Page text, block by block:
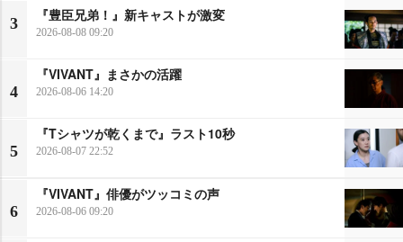
3
『豊臣兄弟！』新キャストが激変
2026-08-08 09:20
4
『VIVANT』まさかの活躍
2026-08-06 14:20
5
『Tシャツが乾くまで』ラスト10秒
2026-08-07 22:52
6
『VIVANT』俳優がツッコミの声
2026-08-06 09:20